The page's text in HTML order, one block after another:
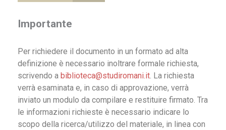
Importante
Per richiedere il documento in un formato ad alta
definizione è necessario inoltrare formale richiesta,
scrivendo a biblioteca@studiromani.it. La richiesta
verrà esaminata e, in caso di approvazione, verrà
inviato un modulo da compilare e restituire firmato. Tra
le informazioni richieste è necessario indicare lo
scopo della ricerca/utilizzo del materiale, in linea con